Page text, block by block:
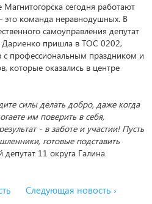
сегодня работают
команда неравнодушных. В
самоуправления депутат
Дариенко пришла в ТОС 0202,
с профессиональным праздником и
которые оказались в центре
силы делать добро, даже когда
им поверить в себя,
- в заботе и участии! Пусть
готовые подставить
депутат 11 округа Галина
Следующая новость ›